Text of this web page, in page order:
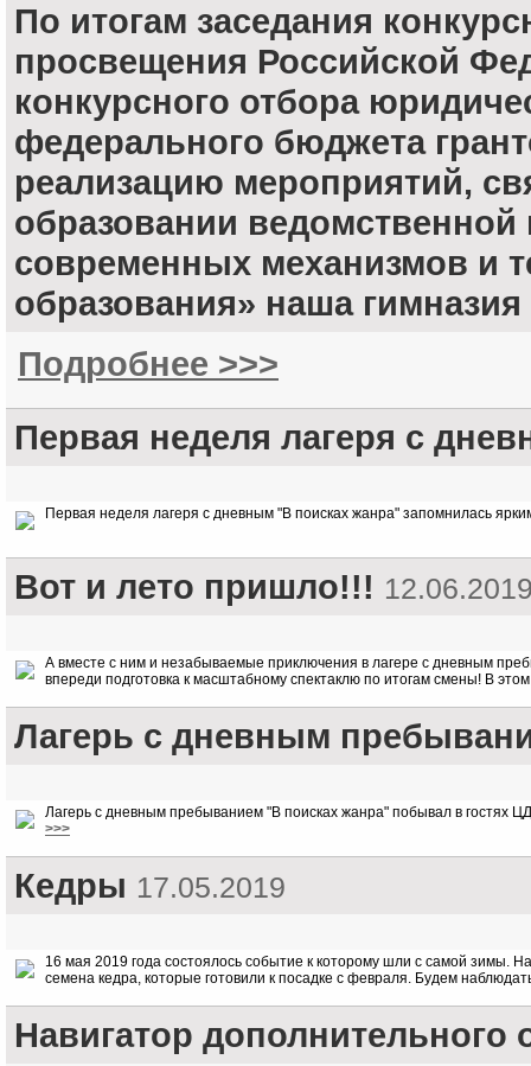
По итогам заседания
просвещения Российской
конкурсного отбора
федерального бюджета
реализацию мероприятий,
образовании
современных механизмов и
образования» наша
Подробнее >>>
Первая неделя лагеря с
Первая неделя лагеря с дневным "В поисках жанра" запомнилась
Вот и лето пришло!!!
А вместе с ним и незабываемые приключения в лагере с дневным
впереди подготовка к масштабному спектаклю по итогам смены! В
Лагерь с дневным
Лагерь с дневным пребыванием "В поисках жанра" побывал в гостях
>>>
Кедры 17.05.2019
16 мая 2019 года состоялось событие к которому шли с самой зимы.
семена кедра, которые готовили к посадке с февраля. Будем
Навигатор дополнительного